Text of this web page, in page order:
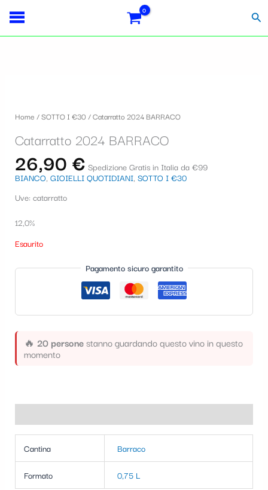
contenuto
Home /SOTTO I €30 / Catarratto 2024 BARRACO
Catarratto 2024 BARRACO
26,90 € Spedizione Gratis in Italia da €99
BIANCO, GIOIELLI QUOTIDIANI, SOTTO I €30
Uve: catarratto
12,0%
Esaurito
Pagamento sicuro garantito
🔥 20 personestanno guardando questo vino in questo
momento
Cantina Barraco
Formato 0,75 L
S
o
n
a
u
n
a
c
g
o